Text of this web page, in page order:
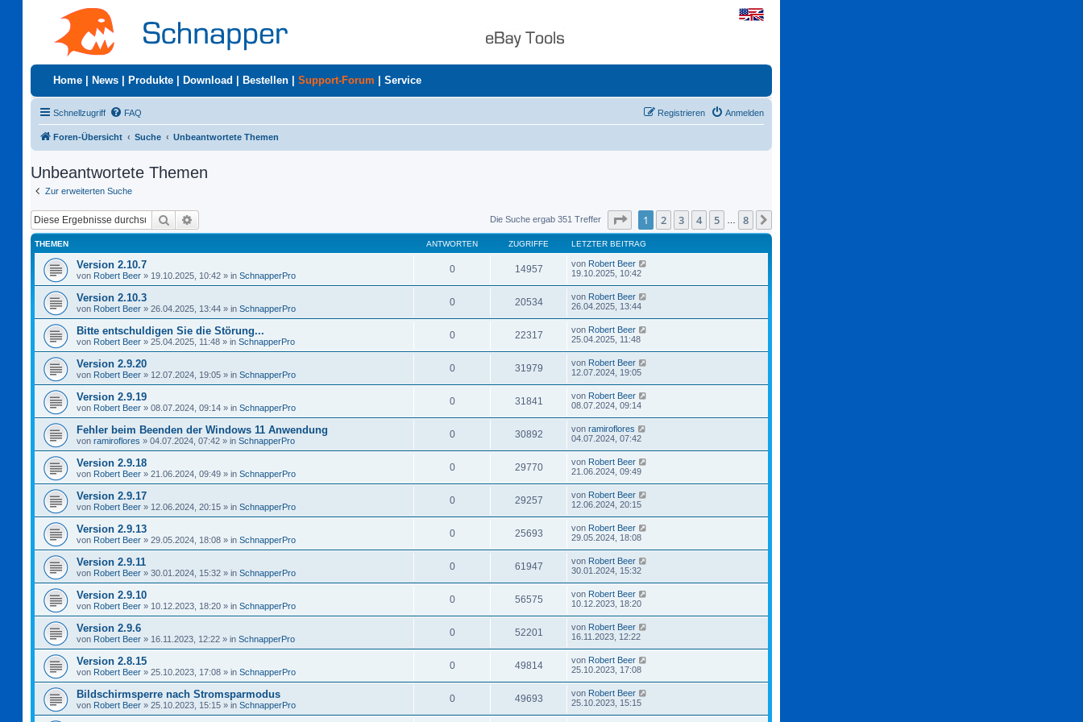
Home News Produkte Download Bestellen Support-Forum Service
Schnellzugriff FAQ Anmelden
Registrieren
Foren-Übersicht Suche Unbeantwortete Themen
Unbeantwortete Themen
Zur erweiterten Suche
Suche Die Suche ergab 351 Treffer Seite von8
1 2 3 4 5 8
THEMEN ANTWORTEN ZUGRIFFE LETZTER BEITRAG
Version 2.10.7
von Robert Beer » 19.10.2025, 10:42 » in SchnapperPro
0 14957 von Robert Beer
19.10.2025, 10:42
Version 2.10.3
von Robert Beer » 26.04.2025, 13:44 » in SchnapperPro
0 20534 von Robert Beer
26.04.2025, 13:44
Bitte entschuldigen Sie die Störung...
von Robert Beer » 25.04.2025, 11:48 » in SchnapperPro
0 22317 von Robert Beer
25.04.2025, 11:48
Version 2.9.20
von Robert Beer » 12.07.2024, 19:05 » in SchnapperPro
0 31979 von Robert Beer
12.07.2024, 19:05
Version 2.9.19
von Robert Beer » 08.07.2024, 09:14 » in SchnapperPro
0 31841 von Robert Beer
08.07.2024, 09:14
Fehler beim Beenden der Windows 11 Anwendung
von ramiroflores » 04.07.2024, 07:42 » in SchnapperPro
0 30892 von ramiroflores
04.07.2024, 07:42
Version 2.9.18
von Robert Beer » 21.06.2024, 09:49 » in SchnapperPro
0 29770 von Robert Beer
21.06.2024, 09:49
Version 2.9.17
von Robert Beer » 12.06.2024, 20:15 » in SchnapperPro
0 29257 von Robert Beer
12.06.2024, 20:15
Version 2.9.13
von Robert Beer » 29.05.2024, 18:08 » in SchnapperPro
0 25693 von Robert Beer
29.05.2024, 18:08
Version 2.9.11
von Robert Beer » 30.01.2024, 15:32 » in SchnapperPro
0 61947 von Robert Beer
30.01.2024, 15:32
Version 2.9.10
von Robert Beer » 10.12.2023, 18:20 » in SchnapperPro
0 56575 von Robert Beer
10.12.2023, 18:20
Version 2.9.6
von Robert Beer » 16.11.2023, 12:22 » in SchnapperPro
0 52201 von Robert Beer
16.11.2023, 12:22
Version 2.8.15
von Robert Beer » 25.10.2023, 17:08 » in SchnapperPro
0 49814 von Robert Beer
25.10.2023, 17:08
Bildschirmsperre nach Stromsparmodus
von Robert Beer » 25.10.2023, 15:15 » in SchnapperPro
0 49693 von Robert Beer
25.10.2023, 15:15